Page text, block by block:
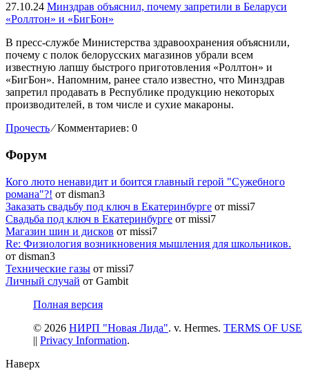
27.10.24 Минздрав объяснил, почему запретили в Беларуси
«Роллтон» и «БигБон»
В пресс-службе Министерства здравоохранения объяснили,
почему с полок белорусских магазинов убрали всем
известную лапшу быстрого приготовления «Роллтон» и
«БигБон». Напомним, ранее стало известно, что Минздрав
запретил продавать в Республике продукцию некоторых
производителей, в том числе и сухие макароны.
Прочесть ⁄Комментариев: 0
Форум
Кого люто ненавидит и боится главный герой "Сужебного
романа"?! от disman3
Заказать свадьбу под ключ в Екатеринбурге от missi7
Cвадьба под ключ в Екатеринбурге от missi7
Магазин шин и дисков от missi7
Re: Физиология возникновения мышления для школьников.
от disman3
Технические газы от missi7
Личный случай от Gambit
Полная версия
© 2026 НИРП "Новая Лида". v. Hermes. TERMS OF USE
|| Privacy Information.
Наверх